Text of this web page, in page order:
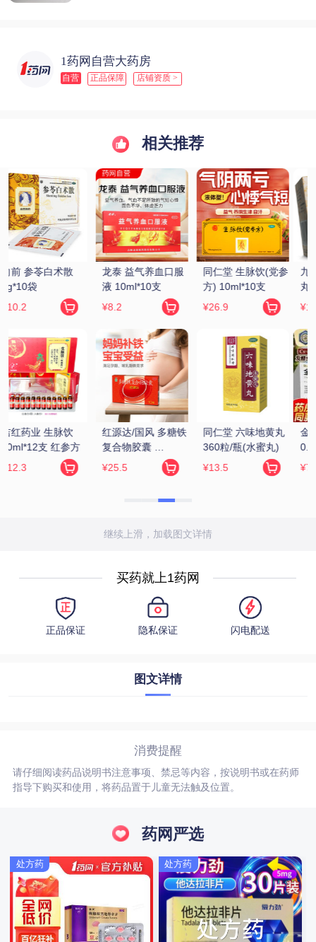
1药网自营大药房
自营 正品保障 店铺资质 >
相关推荐
九芝堂/芝 六味地黄
丸(浓缩丸) 200丸/
瓶
¥12.8
同仁堂 锁阳固精丸
9g*10丸
¥22.4
同仁堂 六味地黄丸
9g*10丸(大蜜丸)
¥16.9
金水宝 金水宝胶囊
0.33g*9粒*12板
¥72.17
白云山/花城 龟鹿补
肾丸 4.5g*12袋
¥29.9
万年青 固精补肾丸
150丸
¥198
继续上滑，加载图文详情
买药就上1药网
正品保证 隐私保证 闪电配送
图文详情
消费提醒
请仔细阅读药品说明书注意事项、禁忌等内容，按说明书或在药师
指导下购买和使用，将药品置于儿童无法触及位置。
药网严选
处方药 处方药